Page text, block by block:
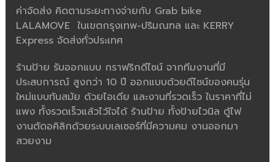
ค่าจัดส่ง คิดตามระยะทางจ่ายกับ Grab bike
LALAMOVE ในเขตกรุงเทพ-ปริมณฑล และ KERRY
Express จัดส่งทั่วประเทศ
ร้านป้าย รับออกแบบ กราฟริกดีไซน์ จากทีมงานที่มี
ประสบการณ์ สูงกว่า 10 ปี ออกแบบด้วยดีไซน์ของคนรุ่น
ใหม่แบบทันสมัย ด้วยไอเดีย และงานที่รวดเร็ว ในราคาที่ไม่
แพง ทั้งรวดเร็วแล้วไว้ใจได้ ร้านป้าย ทั้งป้ายไวนิล ตู้ไฟ
งานตัดอคิลิกด้วยระบบเลเซอร์ที่มีความคม งานออกมา
สวยงาม